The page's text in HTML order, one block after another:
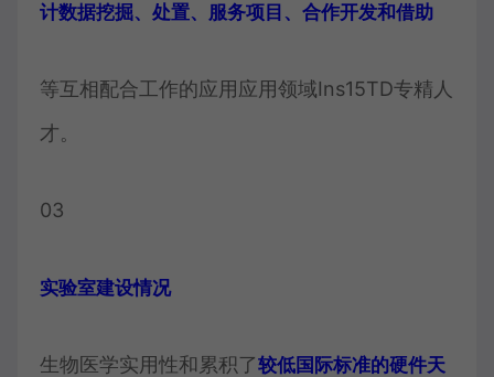
计数据挖掘、处置、服务项目、合作开发和借助
等互相配合工作的应用应用领域Ins15TD专精人
才。
03
实验室建设情况
生物医学实用性和累积了较低国际标准的硬件天